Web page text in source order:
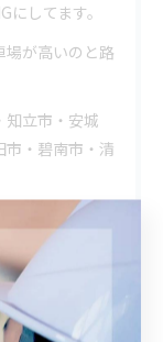
してます。
場が高いのと路
知立市・安城
・碧南市・清